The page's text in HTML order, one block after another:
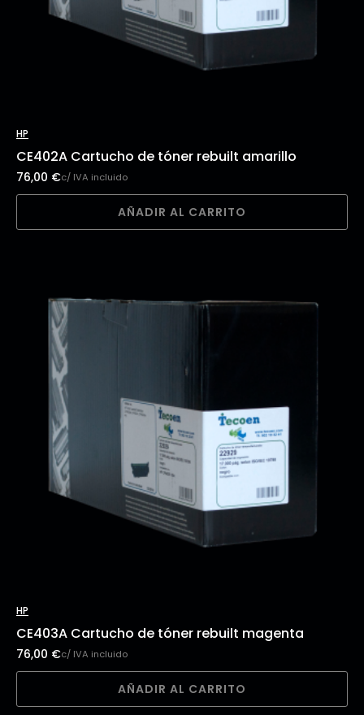
HP
CE402A Cartucho de tóner rebuilt amarillo
76,00 €c/ IVA incluido
AÑADIR AL CARRITO
HP
CE403A Cartucho de tóner rebuilt magenta
76,00 €c/ IVA incluido
AÑADIR AL CARRITO